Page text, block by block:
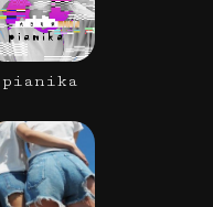
pianika